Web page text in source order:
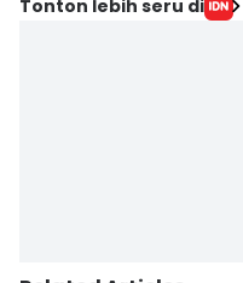
Tonton lebih seru di